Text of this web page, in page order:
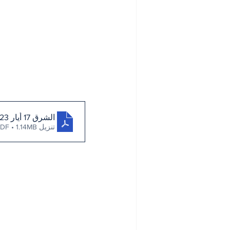
الشرق 17 أيار 2023
تنزيل PDF • 1.14MB